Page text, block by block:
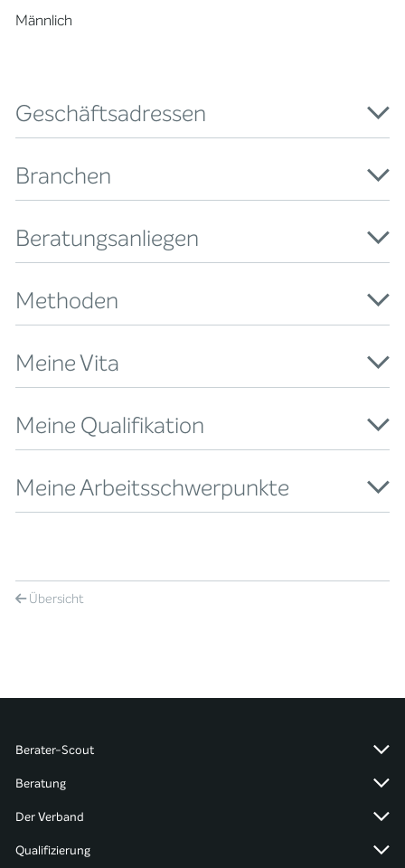
Männlich
Geschäftsadressen
Branchen
Beratungsanliegen
Methoden
Meine Vita
Meine Qualifikation
Meine Arbeitsschwerpunkte
Übersicht
Berater-Scout
Beratung
Der Verband
Qualifizierung